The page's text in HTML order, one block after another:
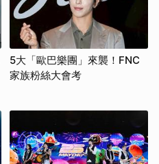
5大「歐巴樂團」來襲！FNC
家族粉絲大會考